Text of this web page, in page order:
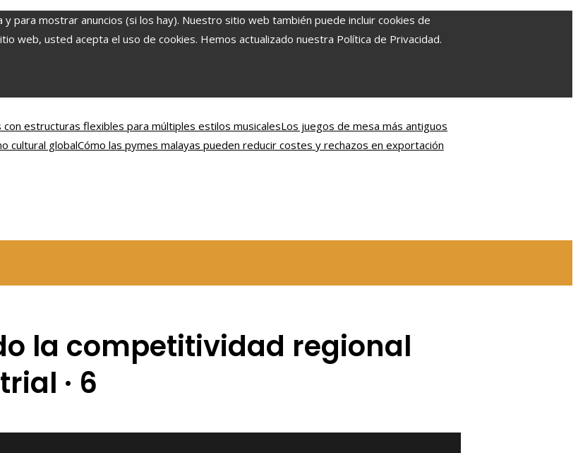
para mostrar anuncios (si los hay). Nuestro sitio web también puede incluir cookies de
web, usted acepta el uso de cookies. Hemos actualizado nuestra Política de Privacidad.
con estructuras flexibles para múltiples estilos musicalesLos juegos de mesa más antiguos
cultural globalCómo las pymes malayas pueden reducir costes y rechazos en exportación
la competitividad regional
· 6